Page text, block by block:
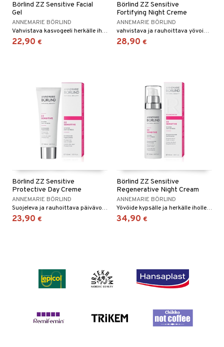
Börlind ZZ Sensitive Facial
Gel
ANNEMARIE BÖRLIND
Vahvistava kasvogeeli herkälle iholle.
22,90 €
Börlind ZZ Sensitive
Fortifying Night Creme
ANNEMARIE BÖRLIND
vahvistava ja rauhoittava yövoide joka ei sisällä säilöntäaineita, väriaineita ja hajusteita. Herkälle iholle.
28,90 €
Börlind ZZ Sensitive
Protective Day Creme
ANNEMARIE BÖRLIND
Suojeleva ja rauhoittava päivävoide, ei sisällä säilöntäaineita, väriaineita eikä hajusteita. Sisältää luonnollisen aurinkosuojan joka vastaa tasoa SPF 4. herkälle iholle.
23,90 €
Börlind ZZ Sensitive
Regenerative Night Cream
ANNEMARIE BÖRLIND
Yövöide kypsälle ja herkälle iholle, joka tarvitsee uudistumista.
34,90 €